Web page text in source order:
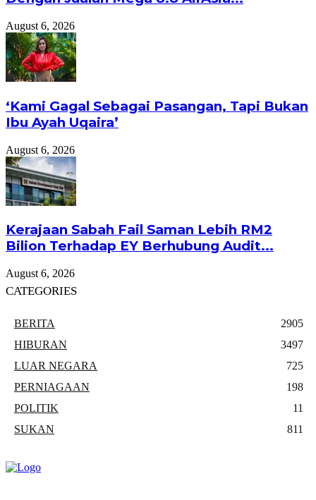
August 6, 2026
‘Kami Gagal Sebagai Pasangan, Tapi Bukan
Ibu Ayah Uqaira’
August 6, 2026
Kerajaan Sabah Fail Saman Lebih RM2
Bilion Terhadap EY Berhubung Audit...
August 6, 2026
CATEGORIES
BERITA
2905
HIBURAN
3497
LUAR NEGARA
725
PERNIAGAAN
198
POLITIK
11
SUKAN
811